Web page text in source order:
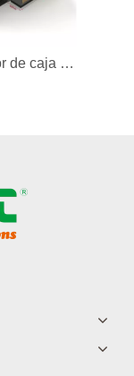
Mostrador de caja con estante de exhibición